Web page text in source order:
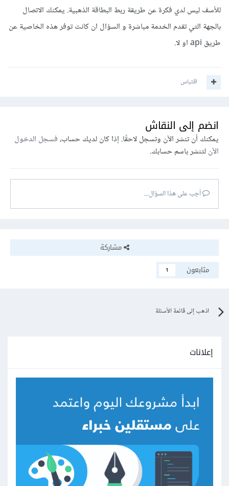
للأسف ليس لدي فكرة عن طريقة ربط البطاقة الذهبية. يمكنك الاتصال
بالجهة التي تقدم الخدمة مباشرة و السؤال ان كانت توفر هذه الخاصية عن
طريق api او لا.
اقتباس
انضم إلى النقاش
يمكنك أن تنشر الآن وتسجل لاحقًا. إذا كان لديك حساب،فسجل الدخول
الآنلتنشر باسم حسابك.
أجب على هذا السؤال...
مشاركة
متابعون
1
اذهب إلى قائمة الأسئلة
إعلانات